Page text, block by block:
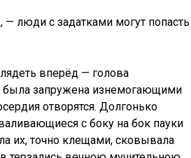
— люди с задатками могут попасть
вперёд — голова
была запружена изнемогающими
отворятся. Долгонько
с боку на бок пауки
их, точно клещами, сковывала